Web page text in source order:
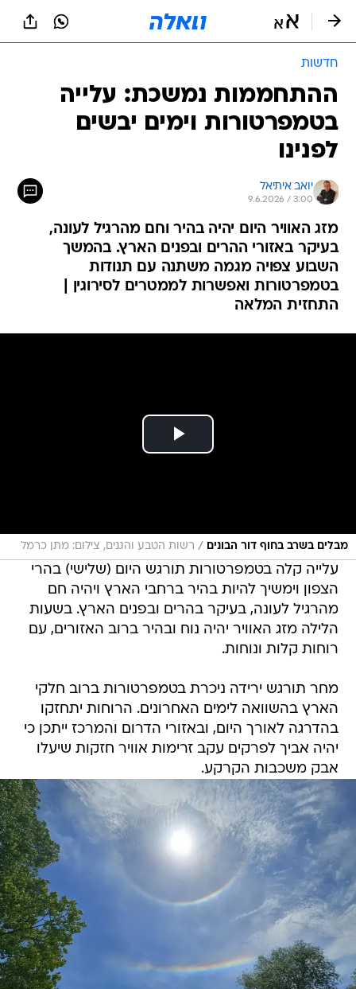
חדשות
ההתחממות נמשכת: עלייה
בטמפרטורות וימים יבשים
לפנינו
יואב איתיאל
9.6.2026 / 3:00
מזג האוויר היום יהיה בהיר וחם מהרגיל לעונה,
בעיקר באזורי ההרים ובפנים הארץ. בהמשך
השבוע צפויה מגמה משתנה עם תנודות
בטמפרטורות ואפשרות לממטרים לסירוגין |
התחזית המלאה
מבלים בשרב בחוף דור הבונים / רשות הטבע והגנים, צילום: מתן כרמל
עלייה קלה בטמפרטורות תורגש היום (שלישי) בהרי
הצפון וימשיך להיות בהיר ברחבי הארץ ויהיה חם
מהרגיל לעונה, בעיקר בהרים ובפנים הארץ. בשעות
הלילה מזג האוויר יהיה נוח ובהיר ברוב האזורים, עם
רוחות קלות ונוחות.
מחר תורגש ירידה ניכרת בטמפרטורות ברוב חלקי
הארץ בהשוואה לימים האחרונים. הרוחות יתחזקו
בהדרגה לאורך היום, ובאזורי הדרום והמרכז ייתכן כי
יהיה אביך לפרקים עקב זרימות אוויר חזקות שיעלו
אבק משכבות הקרקע.